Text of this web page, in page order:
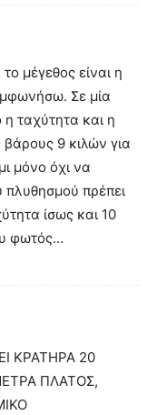
μέγεθος είναι η
Σε μία
η ταχύτητα και η
9 κιλών για
μόνο όχι να
πλυθησμού πρέπει
ίσως και 10
φωτός…
ΚΡΑΤΗΡΑ 20
ΠΛΑΤΟΣ,